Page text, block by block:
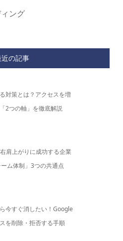
ング
近の記事
対策とは？アクセスを増
2つの軸」を徹底解説
肩上がりに成功する企業
ム体制」3つの共通点
今すぐ消したい！Google
を削除・拒否する手順